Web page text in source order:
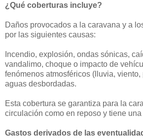
¿Qué coberturas incluye?
Daños provocados a la caravana y a
por las siguientes causas:
Incendio, explosión, ondas sónicas,
vandalimo, choque o impacto de
fenómenos atmosféricos (lluvia,
aguas desbordadas.
Esta cobertura se garantiza para la
circulación como en reposo y tiene
Gastos derivados de las